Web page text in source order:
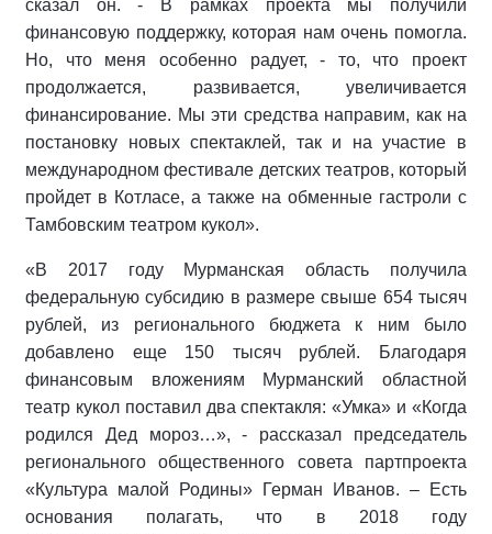
сказал он. - В рамках проекта мы получили
финансовую поддержку, которая нам очень помогла.
Но, что меня особенно радует, - то, что проект
продолжается, развивается, увеличивается
финансирование. Мы эти средства направим, как на
постановку новых спектаклей, так и на участие в
международном фестивале детских театров, который
пройдет в Котласе, а также на обменные гастроли с
Тамбовским театром кукол».
«В 2017 году Мурманская область получила
федеральную субсидию в размере свыше 654 тысяч
рублей, из регионального бюджета к ним было
добавлено еще 150 тысяч рублей. Благодаря
финансовым вложениям Мурманский областной
театр кукол поставил два спектакля: «Умка» и «Когда
родился Дед мороз…», - рассказал председатель
регионального общественного совета партпроекта
«Культура малой Родины» Герман Иванов. – Есть
основания полагать, что в 2018 году